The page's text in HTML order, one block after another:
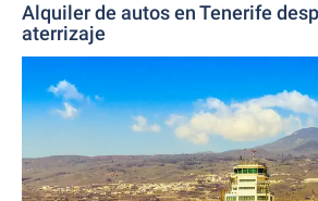
Alquiler de autos en Tenerife
aterrizaje